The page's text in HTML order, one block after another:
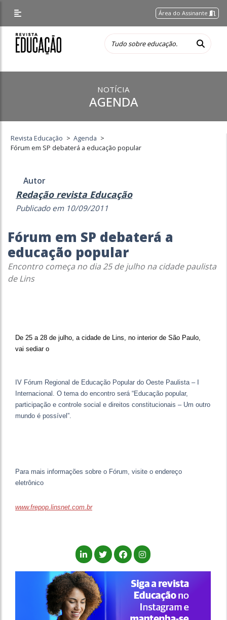
Área do Assinante
NOTÍCIA
AGENDA
Revista Educação > Agenda >
Fórum em SP debaterá a educação popular
Autor
Redação revista Educação
Publicado em 10/09/2011
Fórum em SP debaterá a
educação popular
Encontro começa no dia 25 de julho na cidade paulista
de Lins
De 25 a 28 de julho, a cidade de Lins, no interior de São Paulo,
vai sediar o
IV Fórum Regional de Educação Popular do Oeste Paulista – I
Internacional. O tema do encontro será “Educação popular,
participação e controle social e direitos constitucionais – Um outro
mundo é possível”.
Para mais informações sobre o Fórum, visite o endereço
eletrônico
www.frepop.linsnet.com.br